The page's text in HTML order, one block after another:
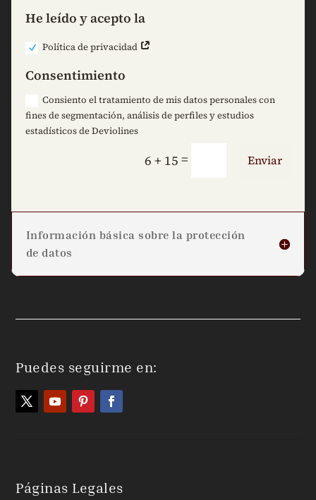
He leído y acepto la
Política de privacidad
Consentimiento
Consiento el tratamiento de mis datos personales con
fines de segmentación, análisis de perfiles y estudios
estadísticos de Deviolines
6 + 15 = Enviar
Información básica sobre la protección
de datos
Puedes seguirme en:
Páginas Legales